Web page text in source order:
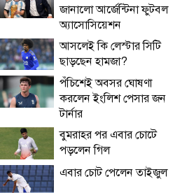
জানালো আর্জেন্টিনা ফুটবল
অ্যাসোসিয়েশন
আসলেই কি লেস্টার সিটি
ছাড়ছেন হামজা?
পঁচিশেই অবসর ঘোষণা
করলেন ইংলিশ পেসার জন
টার্নার
বুমরাহর পর এবার চোটে
পড়লেন গিল
এবার চোট পেলেন তাইজুল